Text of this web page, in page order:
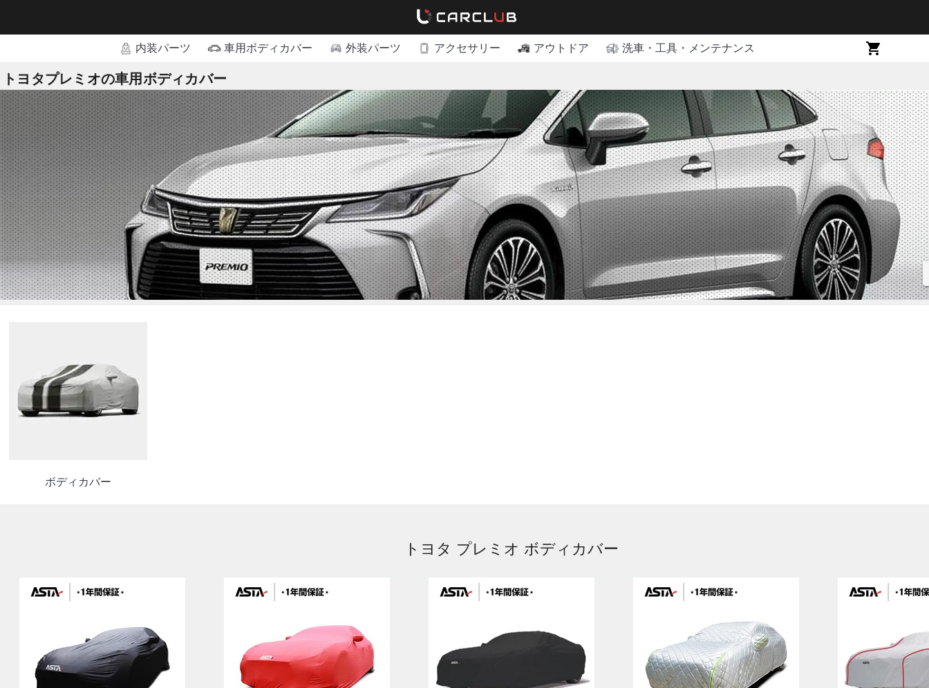
内装パーツ 車用ボディカバー 外装パーツ アクセサリー アウトドア 洗車・工具・メンテナンス
トヨタプレミオの車用ボディカバー
ボディカバー
トヨタ プレミオ ボディカバー